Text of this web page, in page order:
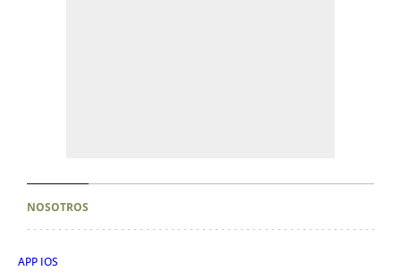
NOSOTROS
APP IOS